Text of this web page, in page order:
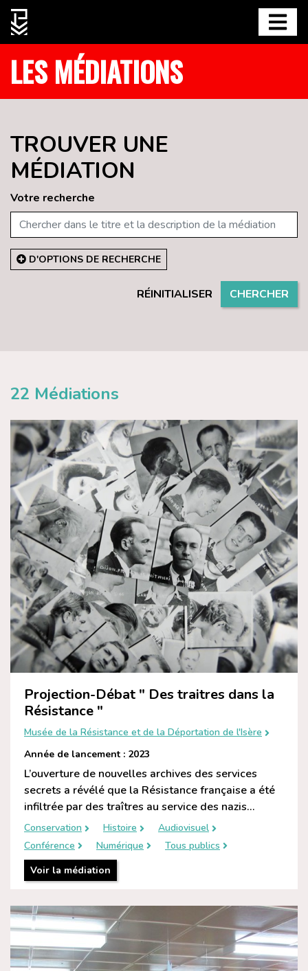
LES MÉDIATIONS
TROUVER UNE
MÉDIATION
Votre recherche
D'OPTIONS DE RECHERCHE
RÉINITIALISER
22 Médiations
Projection-Débat " Des traitres dans la
Résistance "
Musée de la Résistance et de la Déportation de l'Isère
Année de lancement : 2023
L’ouverture de nouvelles archives des services
secrets a révélé que la Résistance française a été
infiltrée par des traîtres au service des nazis...
Conservation Histoire
Audiovisuel
Conférence
Numérique
Tous publics
Voir la médiation